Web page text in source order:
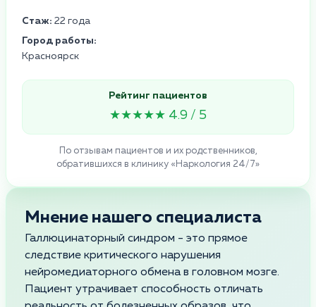
Стаж: 22 года
Город работы:
Красноярск
Рейтинг пациентов
★★★★★ 4.9 / 5
По отзывам пациентов и их родственников,
обратившихся в клинику «Наркология 24/7»
Мнение нашего специалиста
Галлюцинаторный синдром - это прямое
следствие критического нарушения
нейромедиаторного обмена в головном мозге.
Пациент утрачивает способность отличать